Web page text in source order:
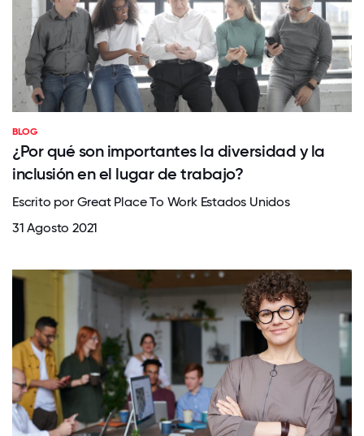
BLOG
¿Por qué son importantes la diversidad y la
inclusión en el lugar de trabajo?
Escrito por Great Place To Work Estados Unidos
31 Agosto 2021